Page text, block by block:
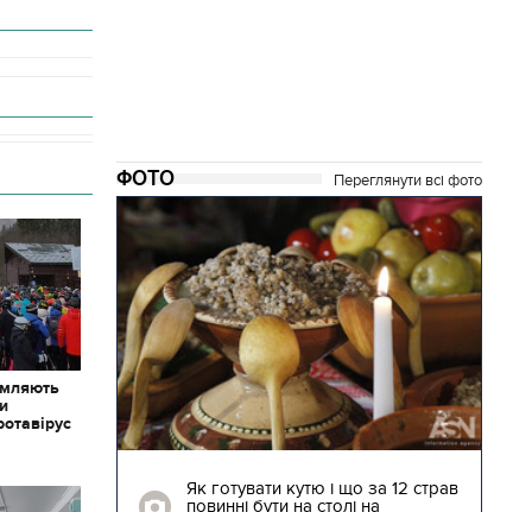
ФОТО Переглянути всі фото
Як готувати кутю і що за 12 страв
повинні бути на столі на